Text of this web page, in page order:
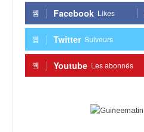
Facebook Likes
Twitter Suiveurs
Youtube Les abonnés